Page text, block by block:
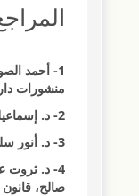
منشورات
2- د. إسماعيل غانم، النظرية العامة للالتزام، مصادر الالتزام.
3- د. أنور سلطان، مصادر الالتزام، منشورات الجامعة الأردنية، ط 1987م.
صالح، قانون